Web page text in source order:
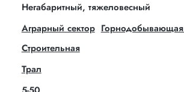
Негабаритный, тяжеловесный
Аграрный сектор
Строительная
Трал